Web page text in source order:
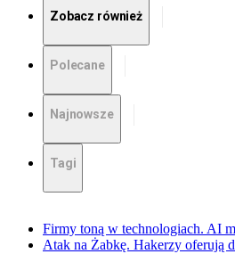
Zobacz również
Polecane
Najnowsze
Tagi
Firmy toną w technologiach. AI
Atak na Żabkę. Hakerzy oferują